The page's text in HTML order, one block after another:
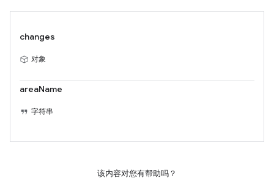
changes
对象
areaName
字符串
该内容对您有帮助吗？